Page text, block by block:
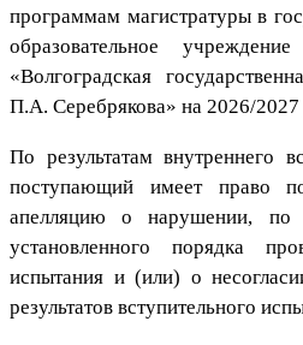
программам магистратуры в
образовательное
«Волгоградская
П.А. Серебрякова» на 2026/
По результатам внутреннего
поступающий имеет право
апелляцию о нарушении, по
установленного порядка
испытания и (или) о
результатов вступительного